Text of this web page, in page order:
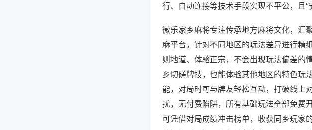
行、自动连接等技术手段实现不平公，且“
微乐家乡麻将专注传承地方麻将文化，汇
麻平台，针对不同地区的玩法差异进行精
则地道、体验正宗，不会出现玩法偏差的
乡切磋牌技，也能体验其他地区的特色玩
能，对局时可与牌友轻松互动，打破线上
扰，无付费陷阱，所有基础玩法全部免费
可凭借对局成绩冲击榜单，收获同乡玩家